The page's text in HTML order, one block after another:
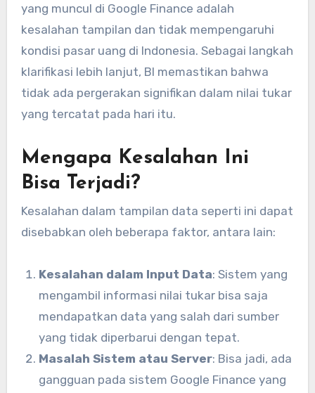
yang muncul di Google Finance adalah
kesalahan tampilan dan tidak mempengaruhi
kondisi pasar uang di Indonesia. Sebagai langkah
klarifikasi lebih lanjut, BI memastikan bahwa
tidak ada pergerakan signifikan dalam nilai tukar
yang tercatat pada hari itu.
Mengapa Kesalahan Ini
Bisa Terjadi?
Kesalahan dalam tampilan data seperti ini dapat
disebabkan oleh beberapa faktor, antara lain:
Kesalahan dalam Input Data: Sistem yang
mengambil informasi nilai tukar bisa saja
mendapatkan data yang salah dari sumber
yang tidak diperbarui dengan tepat.
Masalah Sistem atau Server: Bisa jadi, ada
gangguan pada sistem Google Finance yang